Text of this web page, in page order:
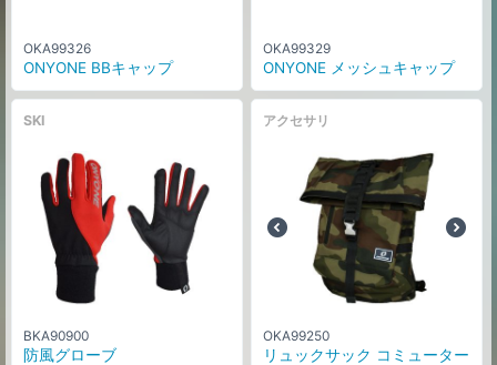
OKA99326
ONYONE BBキャップ
OKA99329
ONYONE メッシュキャップ
SKI
BKA90900
防風グローブ
アクセサリ
OKA99250
リュックサック コミューター